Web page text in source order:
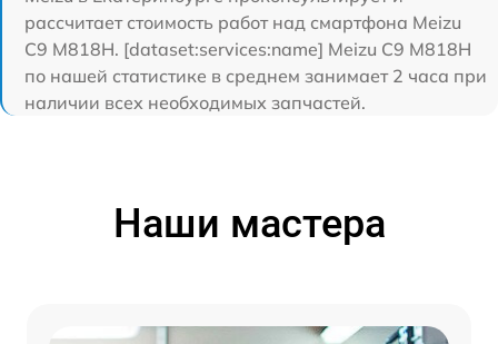
рассчитает стоимость работ над смартфона Meizu
C9 M818H. [dataset:services:name] Meizu C9 M818H
по нашей статистике в среднем занимает 2 часа при
наличии всех необходимых запчастей.
Наши мастера